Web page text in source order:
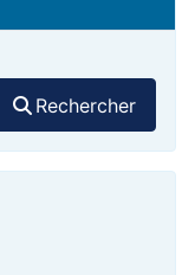
Rechercher